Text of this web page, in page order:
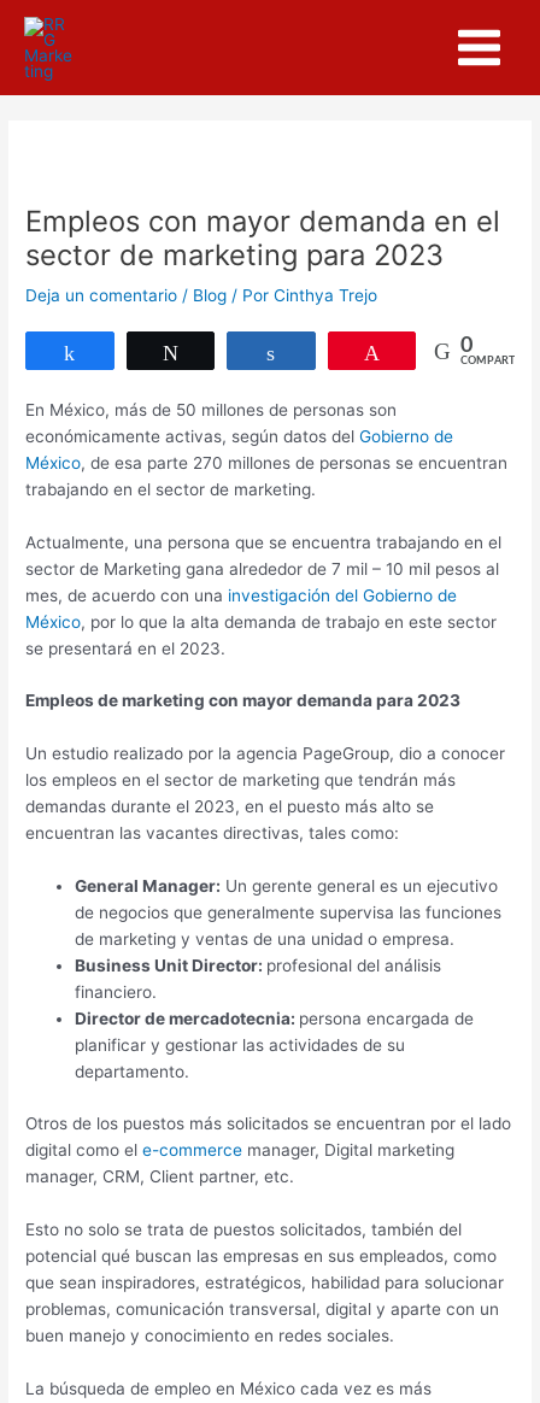
contenido
Menu
Empleos con mayor demanda en el
sector de marketing para 2023
Deja un comentario / Blog / PorCinthya Trejo
Compartir Compartir 0
COMPARTIR
En México, más de 50 millones de personas son
económicamente activas, según datos delGobierno de
México, de esa parte 270 millones de personas se encuentran
trabajando en el sector de marketing.
Actualmente, una persona que se encuentra trabajando en el
sector de Marketing gana alrededor de 7 mil – 10 mil pesos al
mes, de acuerdo con una investigación del Gobierno de
México, por lo que la alta demanda de trabajo en este sector
se presentará en el 2023.
Empleos de marketing con mayor demanda para 2023
Un estudio realizado por la agencia PageGroup, dio a conocer
los empleos en el sector de marketing que tendrán más
demandas durante el 2023, en el puesto más alto se
encuentran las vacantes directivas, tales como:
General Manager: Un gerente general es un ejecutivo
de negocios que generalmente supervisa las funciones
de marketing y ventas de una unidad o empresa.
Business Unit Director: profesional del análisis
financiero.
Director de mercadotecnia: persona encargada de
planificar y gestionar las actividades de su
departamento.
Otros de los puestos más solicitados se encuentran por el lado
digital como ele-commerce manager, Digital marketing
manager, CRM, Client partner, etc.
Esto no solo se trata de puestos solicitados, también del
potencial qué buscan las empresas en sus empleados, como
que sean inspiradores, estratégicos, habilidad para solucionar
problemas, comunicación transversal, digital y aparte con un
buen manejo y conocimiento en redes sociales.
La búsqueda de empleo en México cada vez es más
entradas